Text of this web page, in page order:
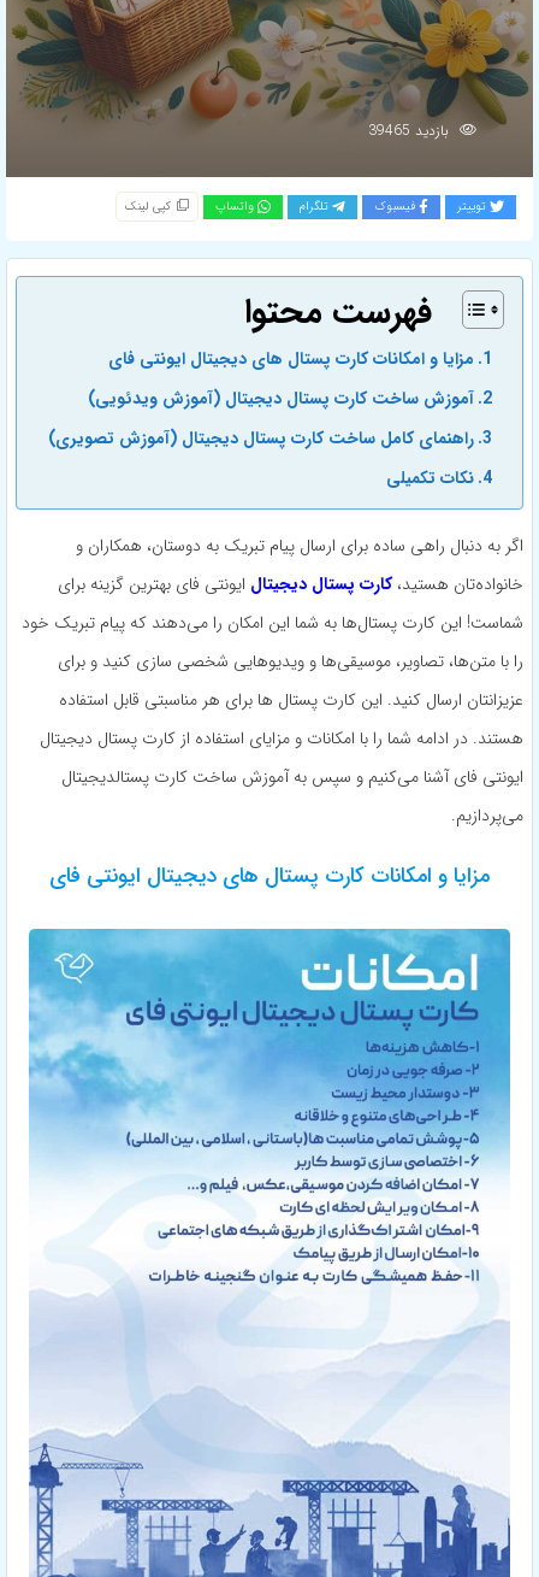
بازدید 39465
توییتر فیسبوک تلگرام واتساپ کپی لینک
فهرست محتوا
مزایا و امکانات کارت پستال های دیجیتال ایونتی فای
آموزش ساخت کارت پستال دیجیتال (آموزش ویدئویی)
راهنمای کامل ساخت کارت پستال دیجیتال (آموزش تصویری)
نکات تکمیلی
اگر به دنبال راهی ساده برای ارسال پیام تبریک به دوستان، همکاران و
خانواده‌تان هستید،کارت پستال دیجیتال ایونتی فای بهترین گزینه برای
شماست! این کارت‌ پستال‌ها به شما این امکان را می‌دهند که پیام تبریک خود
را با متن‌ها، تصاویر، موسیقی‌ها و ویدیو‌هایی شخصی سازی کنید و برای
عزیزانتان ارسال کنید. این کارت پستال ها برای هر مناسبتی قابل استفاده
هستند. در ادامه شما را با امکانات و مزایای استفاده از کارت پستال دیجیتال
ایونتی فای آشنا می‌کنیم و سپس به آموزش ساخت کارت پستالدیجیتال
می‌پردازیم.
مزایا و امکانات کارت پستال های دیجیتال ایونتی فای